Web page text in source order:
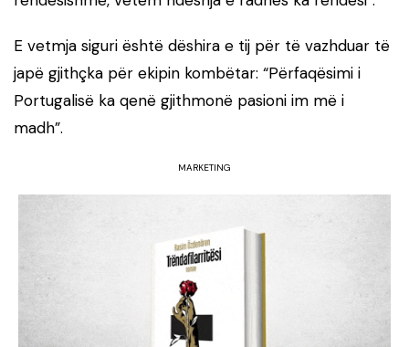
E vetmja siguri është dëshira e tij për të vazhduar të
japë gjithçka për ekipin kombëtar: “Përfaqësimi i
Portugalisë ka qenë gjithmonë pasioni im më i
madh”.
MARKETING